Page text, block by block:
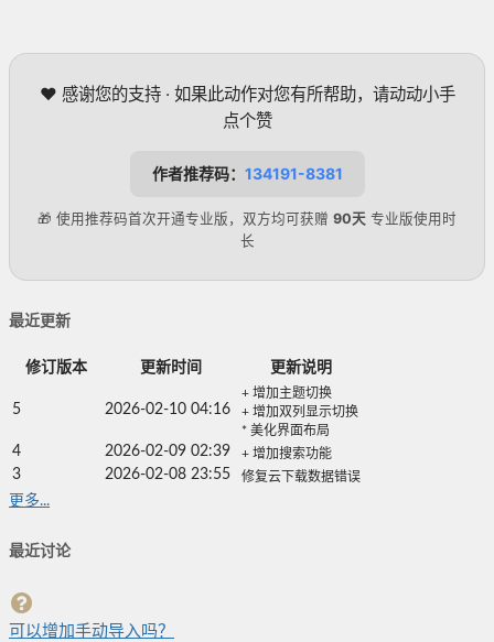
❤️ 感谢您的支持 · 如果此动作对您有所帮助，请动动小手
点个赞
作者推荐码： 134191-8381
🎁 使用推荐码首次开通专业版，双方均可获赠 90天 专业版使用时
长
最近更新
修订版本 更新时间 更新说明
5 2026-02-10 04:16
+ 增加主题切换
+ 增加双列显示切换
* 美化界面布局
4 2026-02-09 02:39 + 增加搜索功能
3 2026-02-08 23:55 修复云下载数据错误
更多...
最近讨论
可以增加手动导入吗？